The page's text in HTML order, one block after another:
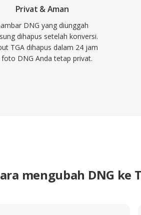
Privat & Aman
DNG yang diunggah
dihapus setelah konversi.
TGA dihapus dalam 24 jam
DNG Anda tetap privat.
mengubah DNG ke